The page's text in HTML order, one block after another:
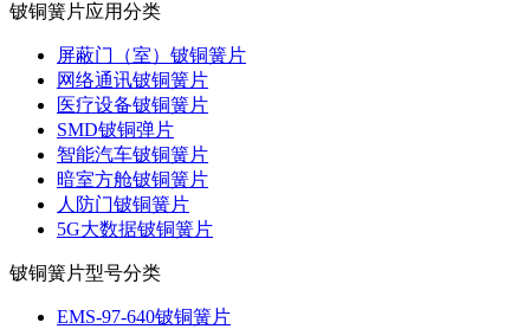
铍铜簧片应用分类
屏蔽门（室）铍铜簧片
网络通讯铍铜簧片
医疗设备铍铜簧片
SMD铍铜弹片
智能汽车铍铜簧片
暗室方舱铍铜簧片
人防门铍铜簧片
5G大数据铍铜簧片
铍铜簧片型号分类
EMS-97-640铍铜簧片